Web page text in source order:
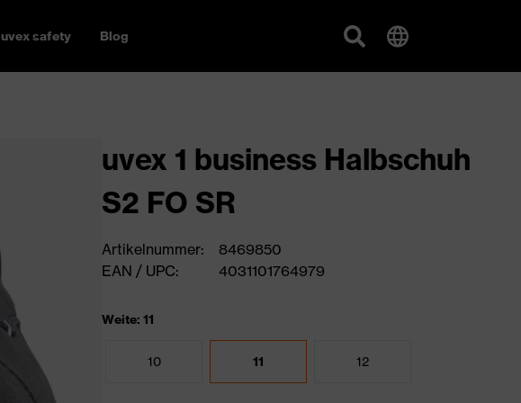
uvex safety Blog
uvex 1 business Halbschuh
S2 FO SR
Artikelnummer:
8469850
EAN / UPC:
4031101764979
Weite: 11
10 11 12